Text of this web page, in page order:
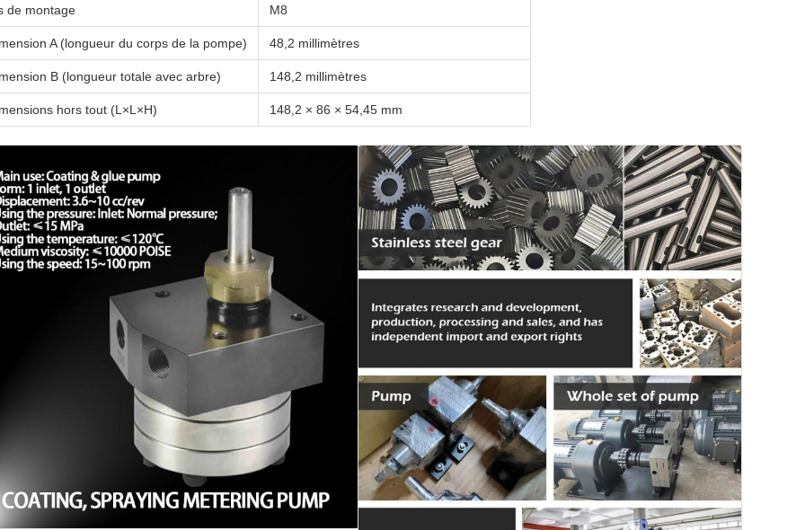
de montage M8
A (longueur du corps de la pompe) 48,2 millimètres
B (longueur totale avec arbre) 148,2 millimètres
hors tout (L×L×H) 148,2 × 86 × 54,45 mm